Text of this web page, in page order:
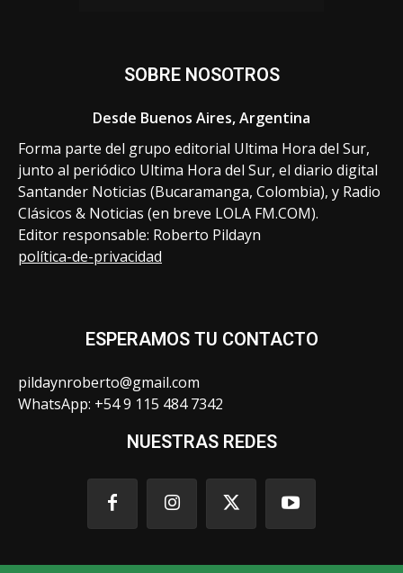
SOBRE NOSOTROS
Desde Buenos Aires, Argentina
Forma parte del grupo editorial Ultima Hora del Sur,
junto al periódico Ultima Hora del Sur, el diario digital
Santander Noticias (Bucaramanga, Colombia), y Radio
Clásicos & Noticias (en breve LOLA FM.COM).
Editor responsable: Roberto Pildayn
política-de-privacidad
ESPERAMOS TU CONTACTO
pildaynroberto@gmail.com
WhatsApp: +54 9 115 484 7342
NUESTRAS REDES